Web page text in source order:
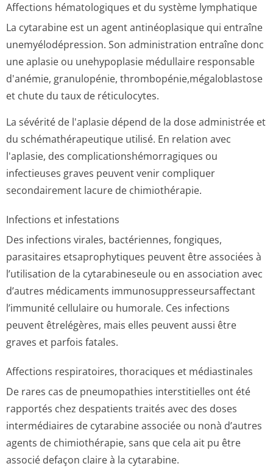
Affections hématologiques et du système lymphatique
La cytarabine est un agent antinéoplasique qui entraîne
unemyélodépression. Son administration entraîne donc
une aplasie ou unehypoplasie médullaire responsable
d'anémie, granulopénie, thrombopénie,mé­galoblastose
et chute du taux de réticulocytes.
La sévérité de l'aplasie dépend de la dose administrée et
du schémathérapeutique utilisé. En relation avec
l'aplasie, des complicationshé­morragiques ou
infectieuses graves peuvent venir compliquer
secondairement lacure de chimiothérapie.
Infections et infestations
Des infections virales, bactériennes, fongiques,
parasitaires etsaprophytiques peuvent être associées à
l’utilisation de la cytarabineseule ou en association avec
d’autres médicaments immunosuppres­seursaffectant
l’immunité cellulaire ou humorale. Ces infections
peuvent êtrelégères, mais elles peuvent aussi être
graves et parfois fatales.
Affections respiratoires, thoraciques et médiastinales
De rares cas de pneumopathies interstitielles ont été
rapportés chez despatients traités avec des doses
intermédiaires de cytarabine associée ou nonà d’autres
agents de chimiothérapie, sans que cela ait pu être
associé defaçon claire à la cytarabine.